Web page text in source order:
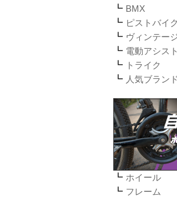
BMX
ピストバイク
ヴィンテー
電動アシス
トライク
人気ブラン
ホイール
フレーム